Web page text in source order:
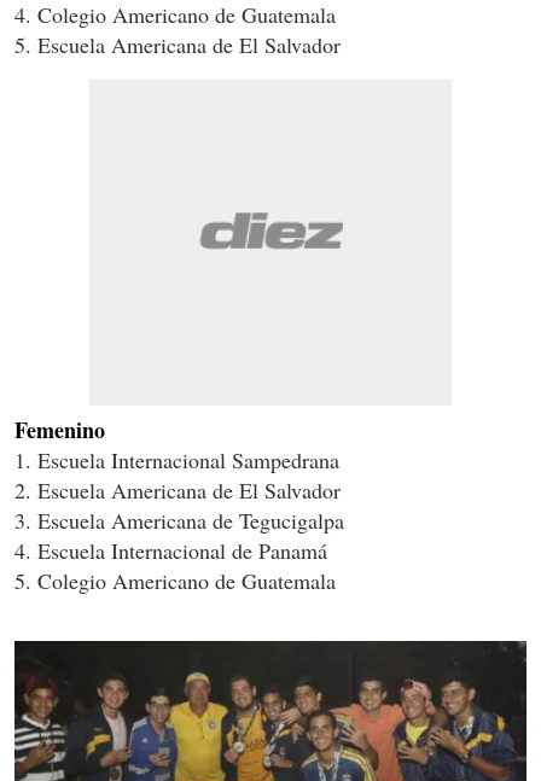
4. Colegio Americano de Guatemala
5. Escuela Americana de El Salvador
Femenino
1. Escuela Internacional Sampedrana
2. Escuela Americana de El Salvador
3. Escuela Americana de Tegucigalpa
4. Escuela Internacional de Panamá
5. Colegio Americano de Guatemala